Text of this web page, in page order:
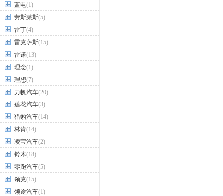
蓝电(1)
劳斯莱斯(5)
雷丁(4)
雷克萨斯(15)
雷诺(13)
理念(1)
理想(7)
力帆汽车(20)
莲花汽车(3)
猎豹汽车(14)
林肯(14)
凌宝汽车(2)
铃木(18)
零跑汽车(5)
领克(15)
领途汽车(1)